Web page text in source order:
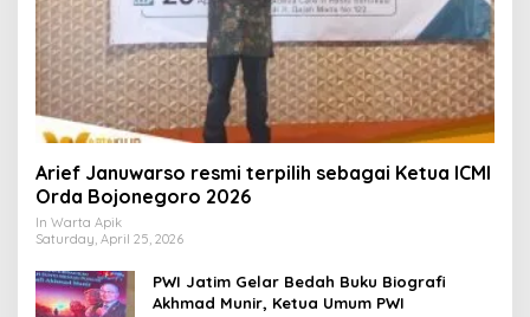
Arief Januwarso resmi terpilih sebagai Ketua ICMI
Orda Bojonegoro 2026
In Warta Apik
Saturday, April 25, 2026
PWI Jatim Gelar Bedah Buku Biografi
Akhmad Munir, Ketua Umum PWI